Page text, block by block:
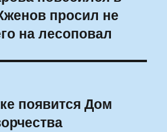
просил не
на лесоповал
появится Дом